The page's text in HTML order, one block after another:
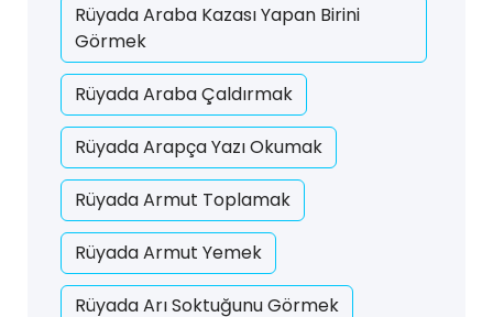
Rüyada Araba Kazası Yapan Birini
Görmek
Rüyada Araba Çaldırmak
Rüyada Arapça Yazı Okumak
Rüyada Armut Toplamak
Rüyada Armut Yemek
Rüyada Arı Soktuğunu Görmek